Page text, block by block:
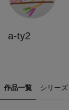
a-ty2
作品一覧 シリーズ